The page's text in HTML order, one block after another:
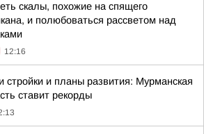
скалы, похожие на спящего
и полюбоваться рассветом над
12:16
стройки и планы развития: Мурманская
ставит рекорды